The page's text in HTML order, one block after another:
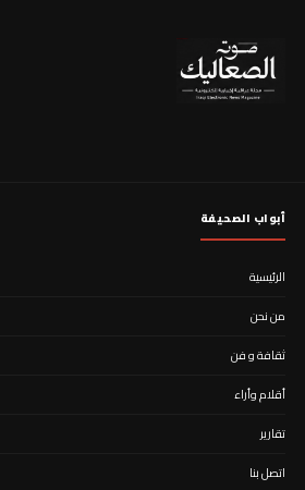
أبواب الصحيفة
الرئيسية
من نحن
ثقافة و فن
أقلام وأراء
تقارير
اتصل بنا